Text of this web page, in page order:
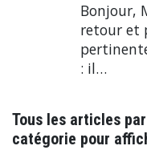
Bonjour,
retour et
: il…
Tous les articles
catégorie pour